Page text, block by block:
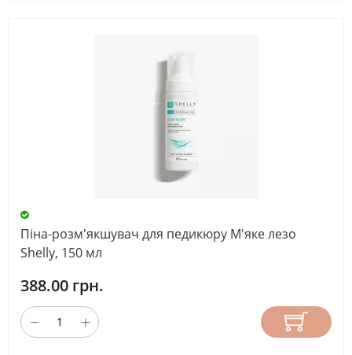
Піна-розм'якшувач для педикюру М'яке лезо
Shelly, 150 мл
388.00 грн.